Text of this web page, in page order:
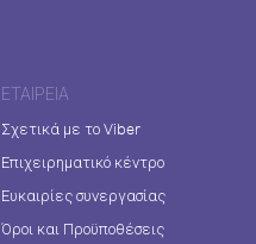
ΕΤΑΙΡΕΊΑ
Σχετικά με το Viber
Επιχειρηματικό κέντρο
Ευκαιρίες συνεργασίας
Όροι και Προϋποθέσεις